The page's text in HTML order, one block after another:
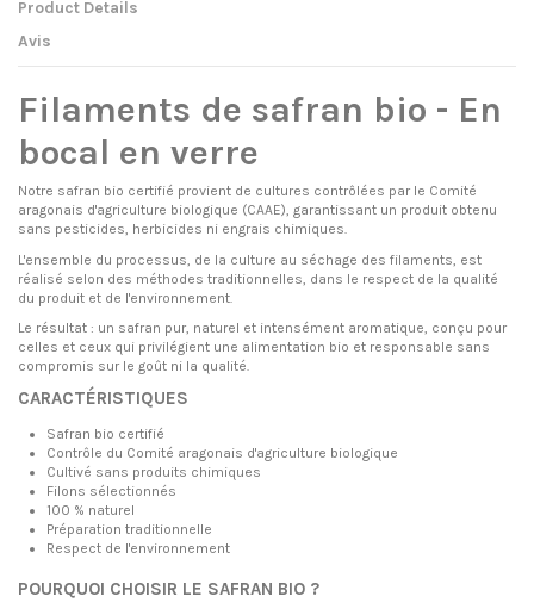
Product Details
Avis
Filaments de safran bio - En
bocal en verre
Notre safran bio certifié provient de cultures contrôlées par le Comité
aragonais d'agriculture biologique (CAAE), garantissant un produit obtenu
sans pesticides, herbicides ni engrais chimiques.
L'ensemble du processus, de la culture au séchage des filaments, est
réalisé selon des méthodes traditionnelles, dans le respect de la qualité
du produit et de l'environnement.
Le résultat : un safran pur, naturel et intensément aromatique, conçu pour
celles et ceux qui privilégient une alimentation bio et responsable sans
compromis sur le goût ni la qualité.
CARACTÉRISTIQUES
Safran bio certifié
Contrôle du Comité aragonais d'agriculture biologique
Cultivé sans produits chimiques
Filons sélectionnés
100 % naturel
Préparation traditionnelle
Respect de l'environnement
POURQUOI CHOISIR LE SAFRAN BIO ?